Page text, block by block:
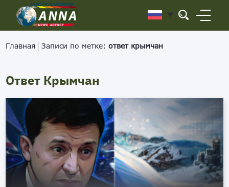
Главная Записи по метке:ответ крымчан
Ответ Крымчан